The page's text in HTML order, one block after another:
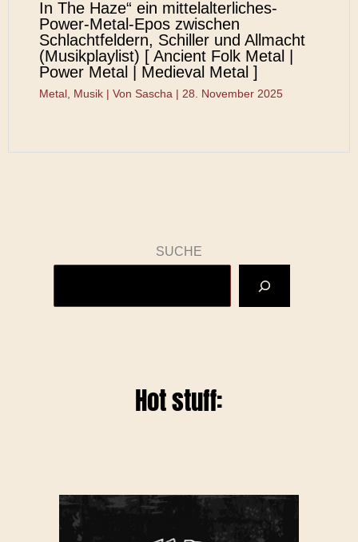
In The Haze“ ein mittelalterliches-
Power-Metal-Epos zwischen
Schlachtfeldern, Schiller und Allmacht
(Musikplaylist) [ Ancient Folk Metal |
Power Metal | Medieval Metal ]
Metal, Musik | Von Sascha |28. November 2025
SUCHE
Hot stuff: